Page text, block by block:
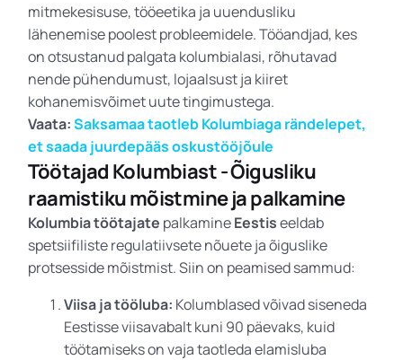
mitmekesisuse, tööeetika ja uuendusliku
lähenemise poolest probleemidele. Tööandjad, kes
on otsustanud palgata kolumbialasi, rõhutavad
nende pühendumust, lojaalsust ja kiiret
kohanemisvõimet uute tingimustega.
Vaata:Saksamaa taotleb Kolumbiaga rändelepet,
et saada juurdepääs oskustööjõule
Töötajad Kolumbiast - Õigusliku
raamistiku mõistmine ja palkamine
Kolumbia töötajate palkamineEestiseeldab
spetsiifiliste regulatiivsete nõuete ja õiguslike
protsesside mõistmist. Siin on peamised sammud:
Viisa ja tööluba: Kolumblased võivad siseneda
Eestisse viisavabalt kuni 90 päevaks, kuid
töötamiseks on vaja taotleda elamisluba